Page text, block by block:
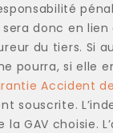
donc en lien
du tiers. Si
pourra, si elle
Accident
souscrite.
GAV choisie.